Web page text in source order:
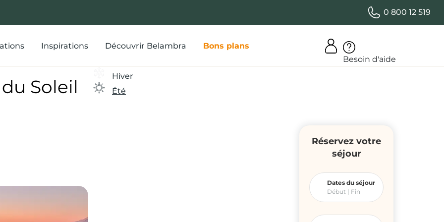
0 800 12 519
Inspirations Découvrir Belambra
Bons plans
Besoin d'aide
Soleil
Hiver
Été
Réservez votre
séjour
Dates du séjour
Début | Fin